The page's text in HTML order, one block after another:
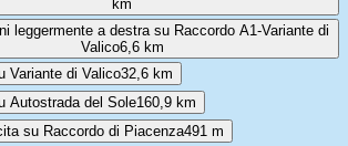
km
leggermente a destra su Raccordo A1-Variante di
Valico6,6 km
Variante di Valico32,6 km
Autostrada del Sole160,9 km
su Raccordo di Piacenza491 m